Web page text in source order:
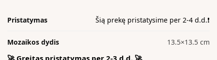
Pristatymas Šią prekę pristatysime per 2-4 d.d.❗️
Mozaikos dydis 13.5×13.5 cm